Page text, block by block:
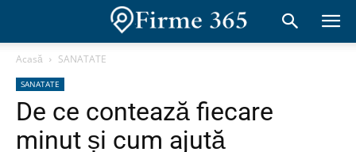
Acasă SANATATE
SANATATE
De ce contează fiecare
minut și cum ajută